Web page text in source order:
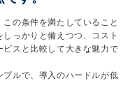
の条件を満たしていること
っかりと備えつつ、コスト
スと比較して大きな魅力で
ルで、導入のハードルが低